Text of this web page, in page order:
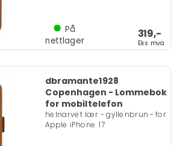
319,-
Eks mva
På
nettlager
dbramante1928
Copenhagen - Lommebok
for mobiltelefon
helnarvet lær - gyllenbrun - for
Apple iPhone 17